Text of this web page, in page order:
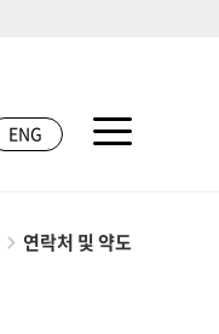
ENG
연락처 및 약도